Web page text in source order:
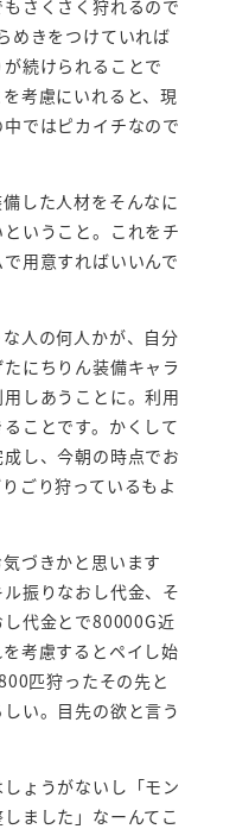
さくさく狩れるので
めきをつけていれば
続けられることで
考慮にいれると、現
ではピカイチなので
した人材をそんなに
いうこと。これをチ
用意すればいいんで
人の何人かが、自分
にちりん装備キャラ
しあうことに。利用
ことです。かくして
し、今朝の時点でお
ごり狩っているもよ
づきかと思います
振りなおし代金、そ
代金とで80000G近
考慮するとペイし始
匹狩ったその先と
い。目先の欲と言う
ょうがないし「モン
ました」なーんてこ